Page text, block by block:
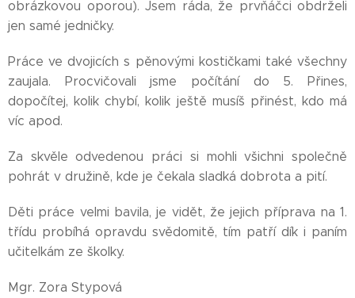
obrázkovou oporou). Jsem ráda, že prvňáčci obdrželi
jen samé jedničky.
Práce ve dvojicích s pěnovými kostičkami také všechny
zaujala. Procvičovali jsme počítání do 5. Přines,
dopočítej, kolik chybí, kolik ještě musíš přinést, kdo má
víc apod.
Za skvěle odvedenou práci si mohli všichni společně
pohrát v družině, kde je čekala sladká dobrota a pití.
Děti práce velmi bavila, je vidět, že jejich příprava na 1.
třídu probíhá opravdu svědomitě, tím patří dík i paním
učitelkám ze školky.
Mgr. Zora Stypová